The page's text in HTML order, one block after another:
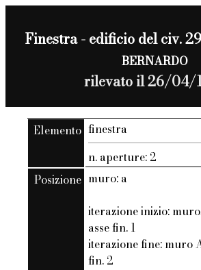
Finestra - edificio del civ.
BERNARDO
rilevato il 26/04/
Elemento finestra
n. aperture: 2
Posizione muro: a
iterazione inizio:
asse fin. 1
iterazione fine: muro
fin. 2